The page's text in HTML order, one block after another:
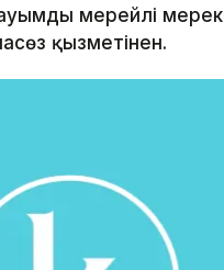
мерейлі
қызметінен.